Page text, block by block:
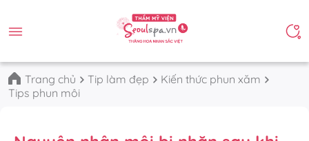
Trang chủ Tip làm đẹp
Kiến thức phun xăm
Tips phun môi